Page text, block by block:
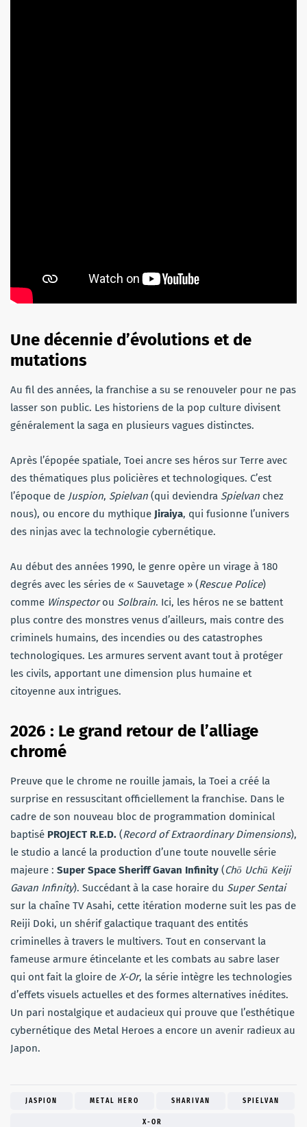
Une décennie d’évolutions et de
mutations
Au fil des années, la franchise a su se renouveler pour ne pas
lasser son public. Les historiens de la pop culture divisent
généralement la saga en plusieurs vagues distinctes.
Après l’épopée spatiale, Toei ancre ses héros sur Terre avec
des thématiques plus policières et technologiques. C’est
l’époque de Juspion, Spielvan (qui deviendra Spielvan chez
nous), ou encore du mythique Jiraiya, qui fusionne l’univers
des ninjas avec la technologie cybernétique.
Au début des années 1990, le genre opère un virage à 180
degrés avec les séries de « Sauvetage » (Rescue Police)
comme Winspectorou Solbrain. Ici, les héros ne se battent
plus contre des monstres venus d’ailleurs, mais contre des
criminels humains, des incendies ou des catastrophes
technologiques. Les armures servent avant tout à protéger
les civils, apportant une dimension plus humaine et
citoyenne aux intrigues.
2026 : Le grand retour de l’alliage
chromé
Preuve que le chrome ne rouille jamais, la Toei a créé la
surprise en ressuscitant officiellement la franchise. Dans le
cadre de son nouveau bloc de programmation dominical
baptisé PROJECT R.E.D. (Record of Extraordinary Dimensions),
le studio a lancé la production d’une toute nouvelle série
majeure : Super Space Sheriff Gavan Infinity (Chō Uchū Keiji
Gavan Infinity). Succédant à la case horaire du Super Sentai
sur la chaîne TV Asahi, cette itération moderne suit les pas de
Reiji Doki, un shérif galactique traquant des entités
criminelles à travers le multivers. Tout en conservant la
fameuse armure étincelante et les combats au sabre laser
qui ont fait la gloire de X-Or, la série intègre les technologies
d’effets visuels actuelles et des formes alternatives inédites.
Un pari nostalgique et audacieux qui prouve que l’esthétique
cybernétique des Metal Heroes a encore un avenir radieux au
Japon.
JASPION METAL HERO SHARIVAN SPIELVAN
X-OR